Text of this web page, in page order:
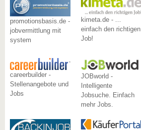
promotionsbasis.de -
jobvermittlung mit
system
kimeta.de - ...
einfach den richtigen
Job!
careerbuilder -
Stellenangebote und
Jobs
JOBworld -
Intelligente
Jobsuche. Einfach
mehr Jobs.